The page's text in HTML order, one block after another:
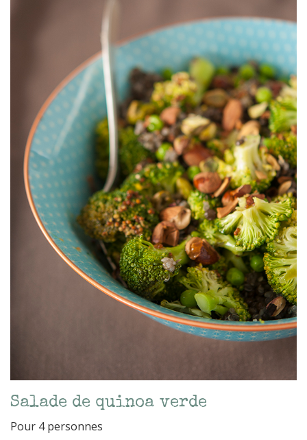
Salade de quinoa verde
Pour 4 personnes